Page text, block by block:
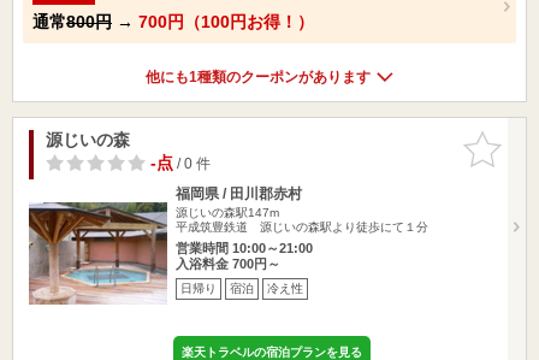
通常800円 → 700円（100円お得！）
他にも1種類のクーポンがあります
お気に入
りに追加
源じいの森
-点/ 0 件
福岡県 / 田川郡赤村
源じいの森駅147m
平成筑豊鉄道 源じいの森駅より徒歩にて１分
営業時間 10:00～21:00
入浴料金 700円～
日帰り 宿泊 冷え性
楽天トラベルの宿泊プランを見る